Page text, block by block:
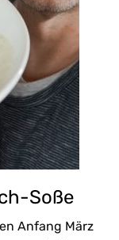
Soße
Anfang März